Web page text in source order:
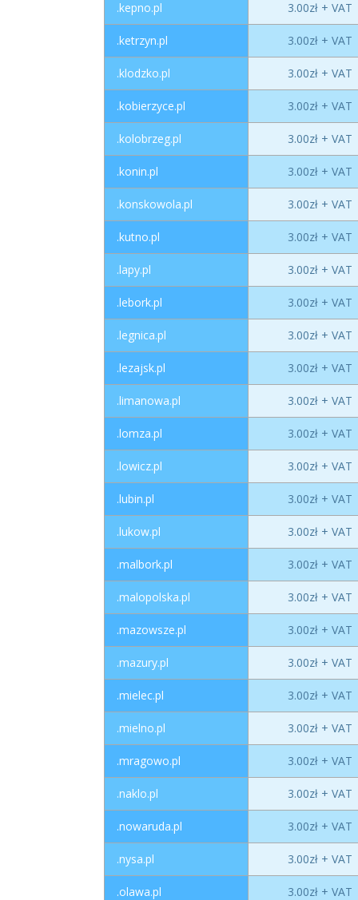
.kepno.pl 3.00zł + VAT
.ketrzyn.pl 3.00zł + VAT
.klodzko.pl 3.00zł + VAT
.kobierzyce.pl 3.00zł + VAT
.kolobrzeg.pl 3.00zł + VAT
.konin.pl 3.00zł + VAT
.konskowola.pl 3.00zł + VAT
.kutno.pl 3.00zł + VAT
.lapy.pl 3.00zł + VAT
.lebork.pl 3.00zł + VAT
.legnica.pl 3.00zł + VAT
.lezajsk.pl 3.00zł + VAT
.limanowa.pl 3.00zł + VAT
.lomza.pl 3.00zł + VAT
.lowicz.pl 3.00zł + VAT
.lubin.pl 3.00zł + VAT
.lukow.pl 3.00zł + VAT
.malbork.pl 3.00zł + VAT
.malopolska.pl 3.00zł + VAT
.mazowsze.pl 3.00zł + VAT
.mazury.pl 3.00zł + VAT
.mielec.pl 3.00zł + VAT
.mielno.pl 3.00zł + VAT
.mragowo.pl 3.00zł + VAT
.naklo.pl 3.00zł + VAT
.nowaruda.pl 3.00zł + VAT
.nysa.pl 3.00zł + VAT
.olawa.pl 3.00zł + VAT